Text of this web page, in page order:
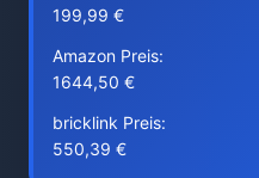
199,99 €
Amazon Preis:
1644,50 €
bricklink Preis:
550,39 €